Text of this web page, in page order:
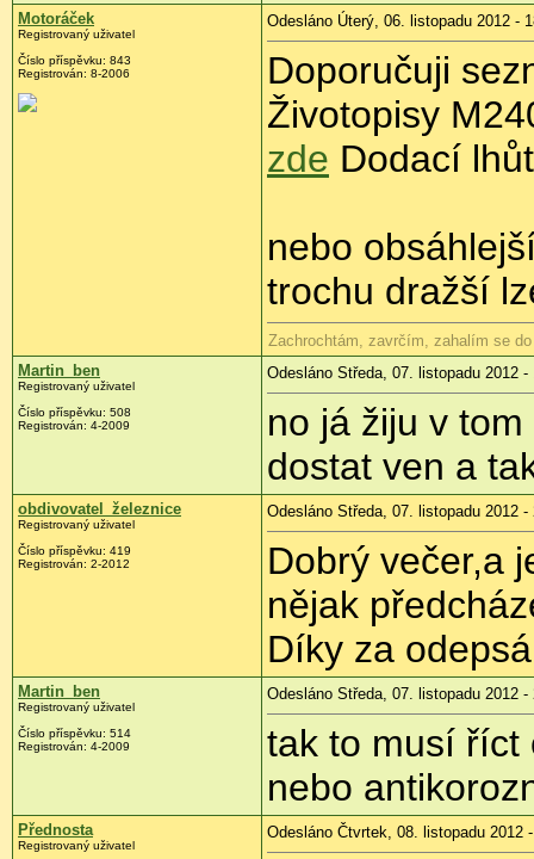
Motoráček
Registrovaný uživatel
Číslo příspěvku: 843
Registrován: 8-2006
Odesláno Úterý, 06. listopadu 2012 -
Doporučuji
Životopisy
zde Dodací
nebo
trochu dražší
Zachrochtám, zavrčím, zahalím se
Martin_ben
Registrovaný uživatel
Číslo příspěvku: 508
Registrován: 4-2009
Odesláno Středa, 07. listopadu 2012 -
no já žiju v
dostat ven a
obdivovatel_železnice
Registrovaný uživatel
Číslo příspěvku: 419
Registrován: 2-2012
Odesláno Středa, 07. listopadu 2012 -
Dobrý večer,a
nějak
Díky za
Martin_ben
Registrovaný uživatel
Číslo příspěvku: 514
Registrován: 4-2009
Odesláno Středa, 07. listopadu 2012 -
tak to musí říct
nebo
Přednosta
Registrovaný uživatel
Odesláno Čtvrtek, 08. listopadu 2012